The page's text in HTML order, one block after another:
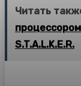
Читать
S.T.A.L.K.E.R.